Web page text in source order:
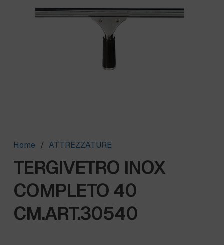
Home / ATTREZZATURE
TERGIVETRO INOX
COMPLETO 40
CM.ART.30540